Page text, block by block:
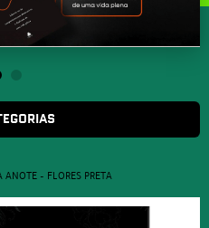
ANOTE – FLORES PRETA